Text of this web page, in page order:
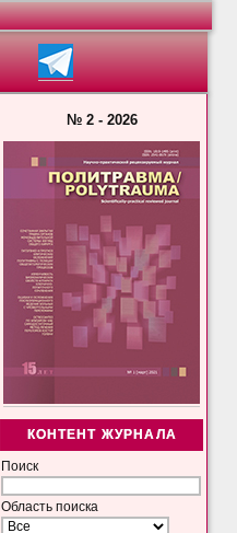
№ 2 - 2026
КОНТЕНТ ЖУРНАЛА
Поиск
Область поиска